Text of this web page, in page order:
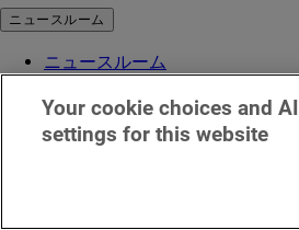
ニュースルーム
ニュースルーム
Akamai 関連ニュース
メディア向けリソース
Your cookie choices and AI
settings for this website